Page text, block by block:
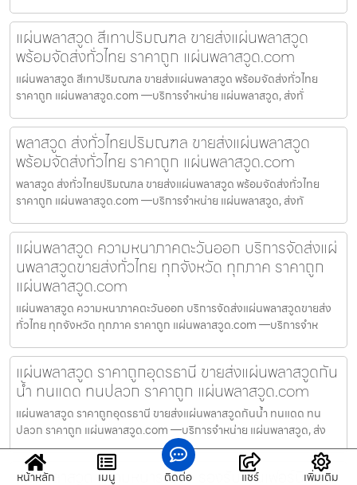
แผ่นพลาสวูด สีเทาปริมณฑล ขายส่งแผ่นพลาสวูด
พร้อมจัดส่งทั่วไทย ราคาถูก แผ่นพลาสวูด.com
แผ่นพลาสวูด สีเทาปริมณฑล ขายส่งแผ่นพลาสวูด พร้อมจัดส่งทั่วไทย
ราคาถูก แผ่นพลาสวูด.com —บริการจำหน่าย แผ่นพลาสวูด, ส่งทั่
พลาสวูด ส่งทั่วไทยปริมณฑล ขายส่งแผ่นพลาสวูด
พร้อมจัดส่งทั่วไทย ราคาถูก แผ่นพลาสวูด.com
พลาสวูด ส่งทั่วไทยปริมณฑล ขายส่งแผ่นพลาสวูด พร้อมจัดส่งทั่วไทย
ราคาถูก แผ่นพลาสวูด.com —บริการจำหน่าย แผ่นพลาสวูด, ส่งทั
แผ่นพลาสวูด ความหนาภาคตะวันออก บริการจัดส่งแผ่
นพลาสวูดขายส่งทั่วไทย ทุกจังหวัด ทุกภาค ราคาถูก
แผ่นพลาสวูด.com
แผ่นพลาสวูด ความหนาภาคตะวันออก บริการจัดส่งแผ่นพลาสวูดขายส่ง
ทั่วไทย ทุกจังหวัด ทุกภาค ราคาถูก แผ่นพลาสวูด.com —บริการจำห
แผ่นพลาสวูด ราคาถูกอุดรธานี ขายส่งแผ่นพลาสวูดกัน
น้ำ ทนแดด ทนปลวก ราคาถูก แผ่นพลาสวูด.com
แผ่นพลาสวูด ราคาถูกอุดรธานี ขายส่งแผ่นพลาสวูดกันน้ำ ทนแดด ทน
ปลวก ราคาถูก แผ่นพลาสวูด.com —บริการจำหน่าย แผ่นพลาสวูด, ส่ง
แผ่นพลาสวูด ความหนาระยอง รองรับงานเฟอร์นิเจอร์
หน้าหลัก เมนู ติดต่อ แชร์ เพิ่มเติม